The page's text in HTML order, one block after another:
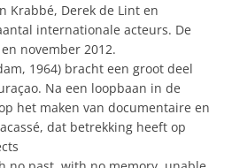
Krabbé, Derek de Lint en
internationale acteurs. De
november 2012.
1964) bracht een groot deel
Na een loopbaan in de
het maken van documentaire en
dat betrekking heeft op